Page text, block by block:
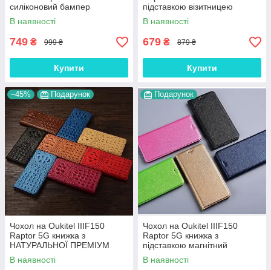
силіконовий бампер
протиударний накладка
(вкажіть модель) "GENUINE"
В наявності
749 ₴ 999 ₴
Купити
підставкою візитницею
протиударний магнітний
вологостійкий "PRIVILEGE"
В наявності
679 ₴ 879 ₴
Купити
–45% Подарунок
Чохол на Oukitel IIIF150
Raptor 5G книжка з
НАТУРАЛЬНОЇ ПРЕМІУМ
ШКІРИ із підставкою
протиударний магнітний 3D
В наявності
Подарунок
Чохол на Oukitel IIIF150
Raptor 5G книжка з
підставкою магнітний
протиударний вологостійкий
"HLT"
В наявності